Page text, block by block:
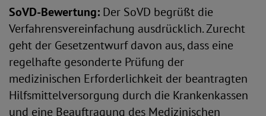
SoVD-Bewertung: Der SoVD begrüßt die
Verfahrensvereinfachung ausdrücklich. Zurecht
geht der Gesetzentwurf davon aus, dass eine
regelhafte gesonderte Prüfung der
medizinischen Erforderlichkeit der beantragten
Hilfsmittelversorgung durch die Krankenkassen
und eine Beauftragung des Medizinischen